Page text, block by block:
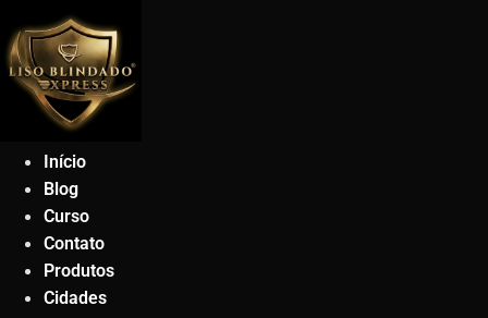
para
o
conteúdo
Início
Blog
Curso
Contato
Produtos
Cidades